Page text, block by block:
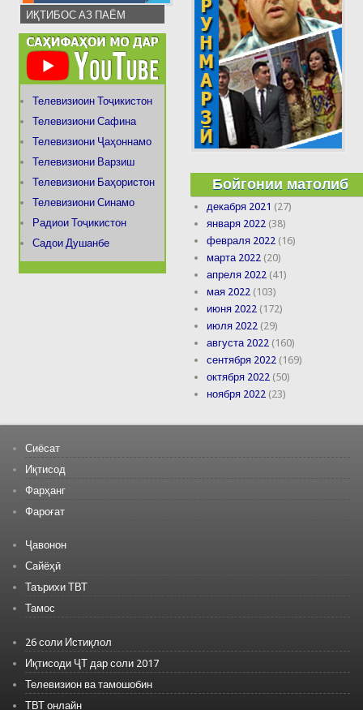
ИҚТИБОС АЗ ПАЁМ
Телевизиоин Тоҷикистон
Телевизиони Сафина
Телевизиони Ҷаҳоннамо
Телевизиони Варзиш
Телевизиони Баҳористон
Телевизиони Синамо
Радиои Тоҷикистон
Садои Душанбе
Бойгонии матолиб
декабря 2021 (27)
января 2022 (38)
февраля 2022 (16)
марта 2022 (20)
апреля 2022 (41)
мая 2022 (103)
июня 2022 (172)
июля 2022 (29)
августа 2022 (160)
сентября 2022 (169)
октября 2022 (50)
ноября 2022 (23)
Сиёсат
Иқтисод
Фарҳанг
Фароғат
Ҷавонон
Сайёҳӣ
Таърихи ТВТ
Тамос
26 соли Истиқлол
Иқтисоди ҶТ дар соли 2017
Телевизион ва тамошобин
ТВТ онлайн